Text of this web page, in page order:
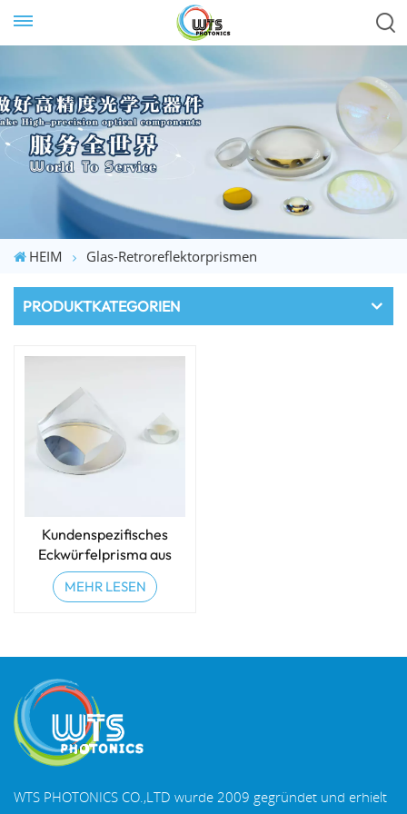
HEIM Glas-Retroreflektorprismen
PRODUKTKATEGORIEN
Kundenspezifisches
Eckwürfelprisma aus
optischem Glas
MEHR LESEN
WTS PHOTONICS CO.,LTD wurde 2009 gegründet und erhielt